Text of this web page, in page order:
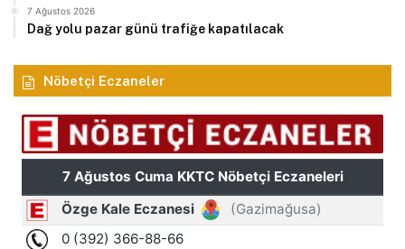
7 Ağustos 2026
Dağ yolu pazar günü trafiğe kapatılacak
Nöbetçi Eczaneler